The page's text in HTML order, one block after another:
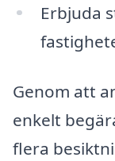
Erbjuda
Genom att
enkelt
flera